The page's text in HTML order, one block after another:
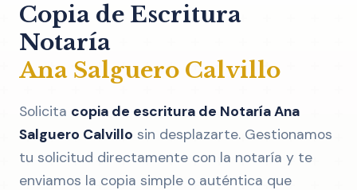
Copia de Escritura
Notaría
Ana Salguero Calvillo
Solicita copia de escritura de Notaría Ana
Salguero Calvillo sin desplazarte. Gestionamos
tu solicitud directamente con la notaría y te
enviamos la copia simple o auténtica que